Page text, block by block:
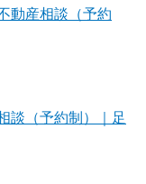
動産相談（予約
談（予約制）｜足